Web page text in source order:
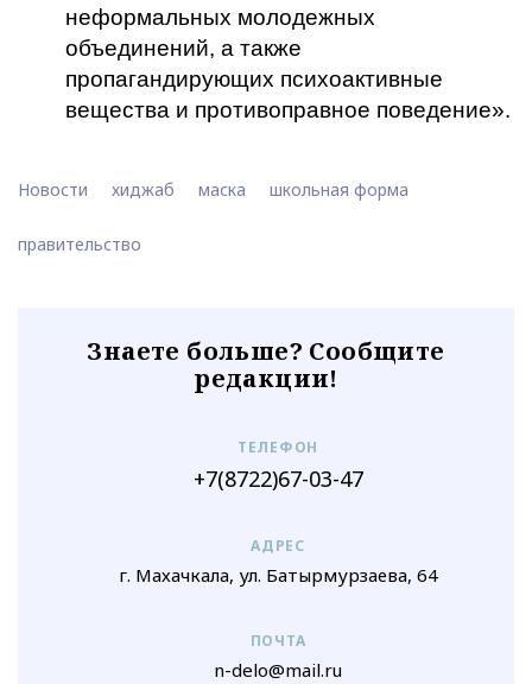
неформальных молодежных
объединений, а также
пропагандирующих психоактивные
вещества и противоправное поведение».
Новости хиджаб маска школьная форма
правительство
Знаете больше? Сообщите
редакции!
ТЕЛЕФОН
+7(8722)67-03-47
АДРЕС
г. Махачкала, ул. Батырмурзаева, 64
ПОЧТА
n-delo@mail.ru